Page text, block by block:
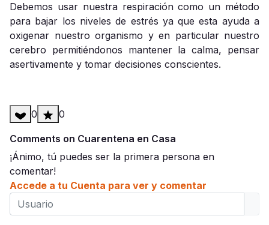
Debemos usar nuestra respiración como un método
para bajar los niveles de estrés ya que esta ayuda a
oxigenar nuestro organismo y en particular nuestro
cerebro permitiéndonos mantener la calma, pensar
asertivamente y tomar decisiones conscientes.
0 0
Comments on Cuarentena en Casa
¡Ánimo, tú puedes ser la primera persona en
comentar!
Accede a tu Cuenta para ver y comentar
Usuario